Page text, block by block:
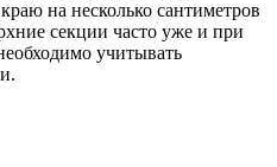
на несколько сантиметров
секции часто уже и при
учитывать